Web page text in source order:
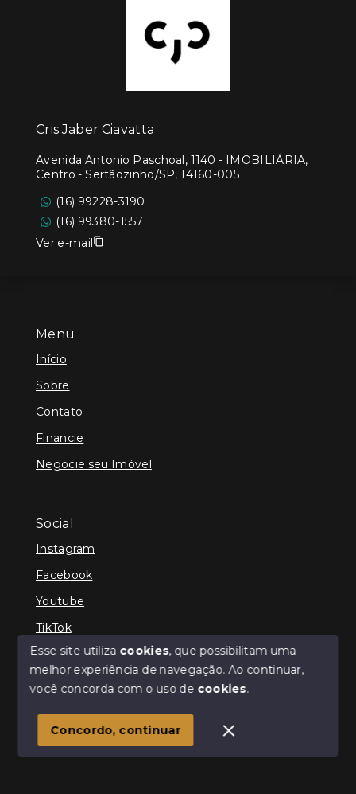
Menu
Início
Sobre
Contato
Financie
Negocie seu Imóvel
Social
Instagram
Facebook
Youtube
TikTok
© Copyright 2026 - Cris Jaber Ciavatta - Todos os
SITE PARA IMOBILIARIA
Cris Jaber Ciavatta
Avenida Antonio Paschoal, 1140 - IMOBILIÁRIA,
Centro - Sertãozinho/SP, 14160-005
(16) 99228-3190
(16) 99380-1557
Ver e-mail
Esse site utiliza cookies, que possibilitam uma
melhor experiência de navegação.Ao continuar,
você concorda com o uso de cookies.
Concordo, continuar